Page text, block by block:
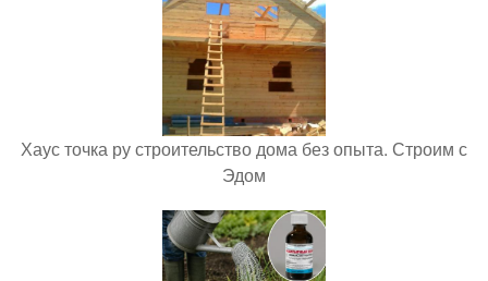
Хаус точка ру строительство дома без опыта. Строим с
Эдом